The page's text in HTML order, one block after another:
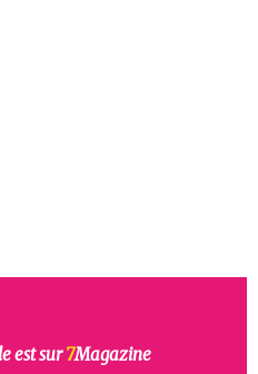
est sur7Magazine